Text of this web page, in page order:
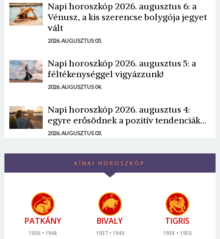
Napi horoszkóp 2026. augusztus 6: a
Vénusz, a kis szerencse bolygója jegyet
vált
2026. AUGUSZTUS 05.
Napi horoszkóp 2026. augusztus 5: a
féltékenységgel vigyázzunk!
2026. AUGUSZTUS 04.
Napi horoszkóp 2026. augusztus 4:
egyre erősödnek a pozitív tendenciák...
2026. AUGUSZTUS 03.
KÍNAI HOROSZKÓP
PATKÁNY
1936
1948
BIVALY
1937
1949
TIGRIS
1938
1950